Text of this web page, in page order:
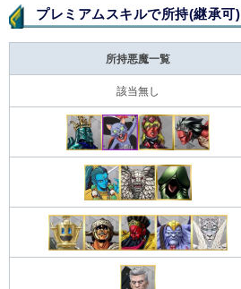
プレミアムスキルで所持(継承可)
所持悪魔一覧
該当無し